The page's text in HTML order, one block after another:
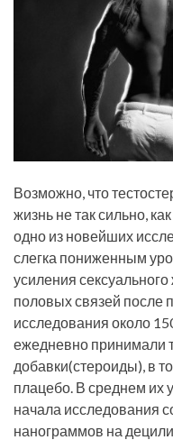
Возможно, что
жизнь не так сильно,
одно из новейших
слегка пониженным
усиления
половых связей после
исследования около
ежедневно принимали
добавки(стероиды), в
плацебо. В среднем их
начала исследования
нанограммов на